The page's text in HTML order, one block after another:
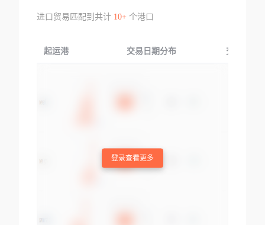
进口贸易匹配到共计 10+个港口
起运港 交易日期分布 交易产品
登录查看更多